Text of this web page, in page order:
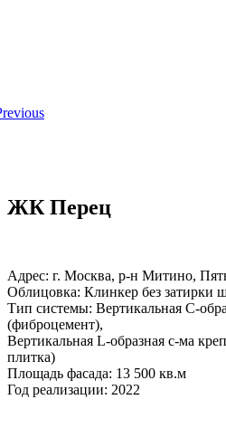
ЖК Перец
Адрес: г. Москва, р-н Митино,
Облицовка: Клинкер без затирки
Тип системы: Вертикальная С-
(фиброцемент),
Вертикальная L-образная с-ма
плитка)
Площадь фасада: 13 500 кв.м
Год реализации: 2022